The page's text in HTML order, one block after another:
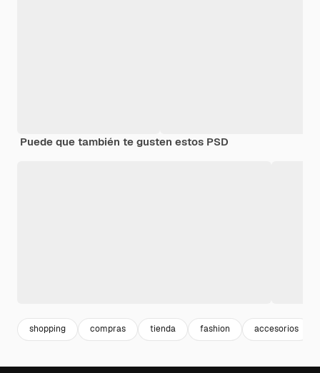
Puede que también te gusten estos PSD
shopping compras tienda fashion accesorios